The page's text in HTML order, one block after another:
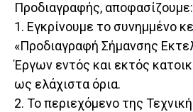
Προδιαγραφής, αποφασίζουμε:
1. Εγκρίνουμε το συνημμένο
«Προδιαγραφή Σήμανσης
Έργων εντός και εκτός
ως ελάχιστα όρια.
2. Το περιεχόμενο της